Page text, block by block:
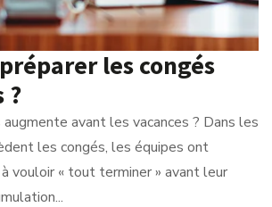
les congés
?
avant les vacances ? Dans les
les congés, les équipes ont
vouloir « tout terminer » avant leur